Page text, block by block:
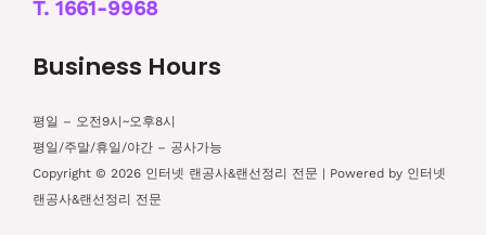
T. 1661-9968
Business Hours
평일 – 오전9시~오후8시
평일/주말/휴일/야간 – 공사가능
Copyright © 2026 인터넷 랜공사&랜선정리 전문 | Powered by 인터넷
랜공사&랜선정리 전문